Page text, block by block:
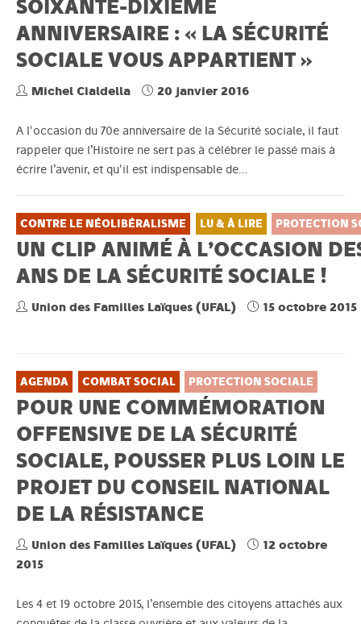
SOIXANTE-DIXIÈME
ANNIVERSAIRE : « LA SÉCURITÉ
SOCIALE VOUS APPARTIENT »
Michel Cialdella 20 janvier 2016
A l'occasion du 70e anniversaire de la Sécurité sociale, il faut
rappeler que l’Histoire ne sert pas à célébrer le passé mais à
écrire l’avenir, et qu'il est indispensable de…
CONTRE LE NÉOLIBÉRALISME LU & À LIRE PROTECTION
UN CLIP ANIMÉ À L’OCCASION
ANS DE LA SÉCURITÉ SOCIALE !
Union des Familles Laïques (UFAL) 15 octobre 2015
AGENDA COMBAT SOCIAL PROTECTION SOCIALE
POUR UNE COMMÉMORATION
OFFENSIVE DE LA SÉCURITÉ
SOCIALE, POUSSER PLUS LOIN LE
PROJET DU CONSEIL NATIONAL
DE LA RÉSISTANCE
Union des Familles Laïques (UFAL)
12 octobre
2015
Les 4 et 19 octobre 2015, l’ensemble des citoyens attachés aux